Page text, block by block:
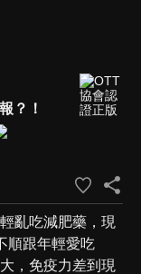
？！
亂吃減肥藥，現
順跟年輕愛吃
，免疫力差到現